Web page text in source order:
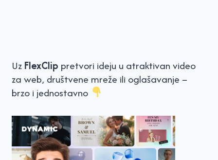
Uz FlexClip pretvori ideju u atraktivan video
za web, društvene mreže ili oglašavanje –
brzo i jednostavno